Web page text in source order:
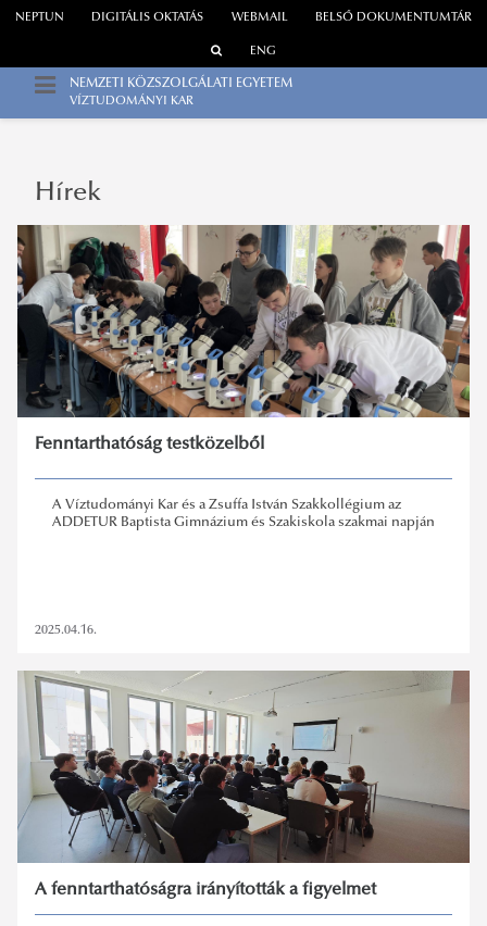
WEBMAIL
NEPTUN DIGITÁLIS OKTATÁS BELSŐ DOKUMENTUMTÁR
ENG
NEMZETI KÖZSZOLGÁLATI EGYETEM
VÍZTUDOMÁNYI KAR
Hírek
Fenntarthatóság testközelből
A Víztudományi Kar és a Zsuffa István Szakkollégium az
ADDETUR Baptista Gimnázium és Szakiskola szakmai napján
2025.04.16.
A fenntarthatóságra irányították a figyelmet